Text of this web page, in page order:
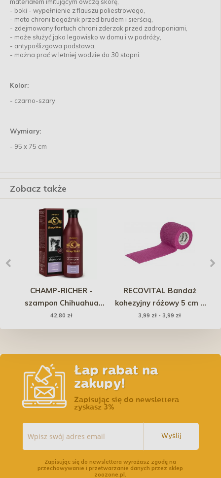
- boki - wypełnienie z flauszu poliestrowego,
- mata chroni bagażnik przed brudem i sierścią,
- zdejmowany fartuch chroni zderzak przed zadrapaniami,
- może służyć jako legowisko w domu i w podróży,
- antypoślizgowa podstawa,
- można prać w letniej wodzie do 30 stopni.
Kolor:
- czarno-szary
Wymiary:
- 95 x 75 cm
Zobacz także
CHAMP-RICHER -
szampon Chihuahua
250ml
42,80 zł
RECOVITAL Bandaż
kohezyjny różowy 5 cm x
4,5 m
3,99 zł - 3,99 zł
Łap rabat na
zakupy!
Zapisując się do newslettera
zyskasz 3%
Wyślij
Zapisując się do newslettera wyrażasz zgodę na
przechowywanie i przetwarzanie danych przez sklep
zoozone.pl.